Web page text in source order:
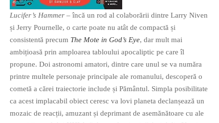
Lucifer’s Hammer – încă un rod al colaborării dintre Larry Niven
și Jerry Pournelle, o carte poate nu atât de compactă și
consistentă precum The Mote in God’s Eye, dar mult mai
ambițioasă prin amploarea tabloului apocaliptic pe care îl
propune. Doi astronomi amatori, dintre care unul se va număra
printre multele personaje principale ale romanului, descoperă o
cometă a cărei traiectorie include și Pământul. Simpla posibilitate
ca acest implacabil obiect ceresc va lovi planeta declanșează un
mozaic de reacții, amuzant și deprimant de asemănătoare cu ale